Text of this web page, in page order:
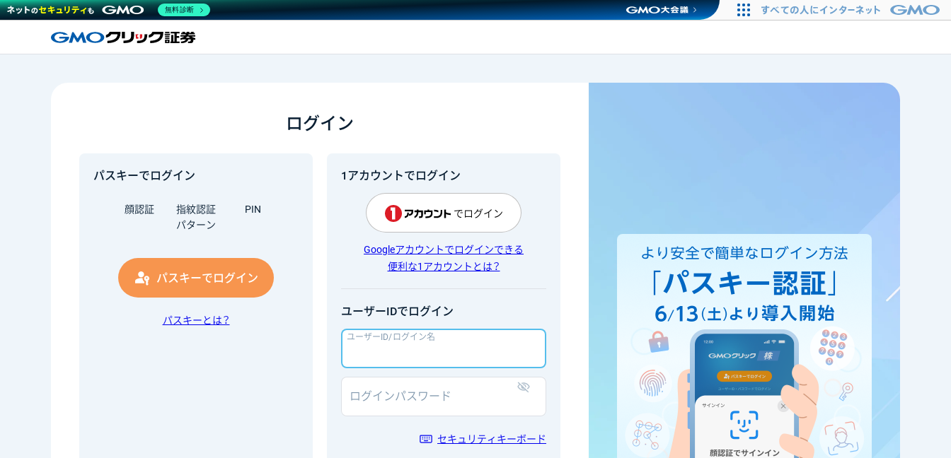
ログイン
パスキーでログイン
顔認証 指紋認証
PIN
パターン
パスキーでログイン
パスキーとは？
1アカウントでログイン
でログイン
Googleアカウントでログインできる
便利な1アカウントとは？
ユーザーIDでログイン
ユーザーID/ログイン名
ログインパスワード
セキュリティキーボード
無料診断